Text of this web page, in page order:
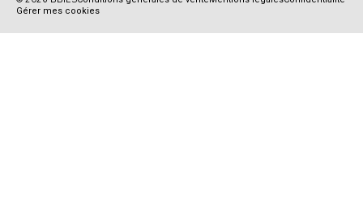
Gérer mes cookies